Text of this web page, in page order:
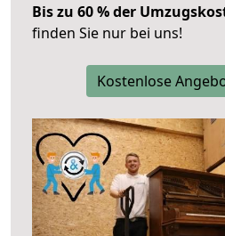
Bis zu 60 % der
finden Sie nur bei uns!
Kostenlose